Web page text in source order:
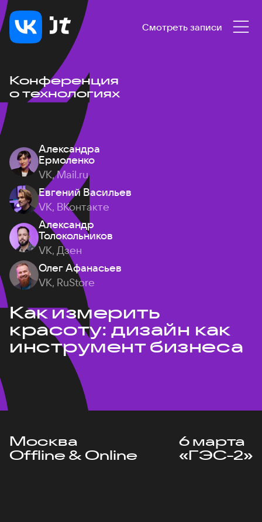
Смотреть записи
Конференция
о технологиях
Александра
Ермоленко
VK, Mail.ru
Евгений Васильев
VK, ВКонтакте
Александр
Толокольников
VK, Дзен
Олег Афанасьев
VK, RuStore
Как измерить
красоту: дизайн как
инструмент бизнеса
Москва
Offline & Online
6 марта
«ГЭС-2»